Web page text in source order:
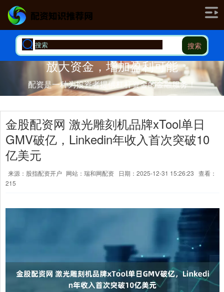
搜索
放大资金，增加盈利可能
配资是一种为投资者提供杠杆资金的金融服务！
金股配资网 激光雕刻机品牌xTool单日
GMV破亿，Linkedin年收入首次突破10
亿美元
来源：股指配资开户 网站：瑞和网配资 日期：2025-12-31 15:26:23 查看：
215